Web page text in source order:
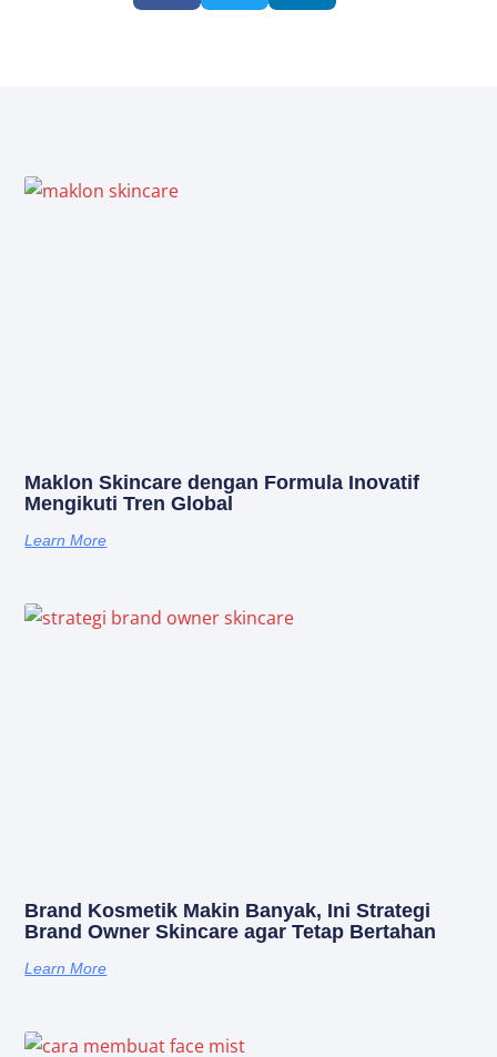
Maklon Skincare dengan Formula Inovatif
Mengikuti Tren Global
Learn More
Brand Kosmetik Makin Banyak, Ini Strategi
Brand Owner Skincare agar Tetap Bertahan
Learn More